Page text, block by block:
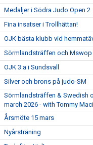
Medaljer i Södra Judo Open 2
Fina insatser i Trollhättan!
OJK bästa klubb vid
Sörmlandsträffen och Mswop
OJK 3:a i Sundsvall
Silver och brons på judo-SM
Sörmlandsträffen & Swedish
march 2026 - with Tommy
Årsmöte 15 mars
Nyårsträning